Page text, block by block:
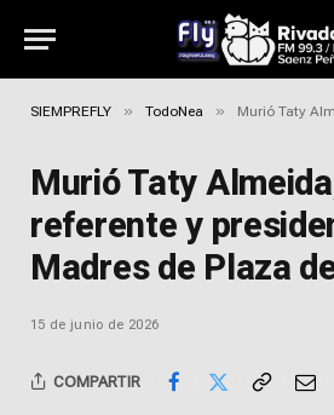
SIEMPREFLY » TodoNea » Murió Taty Almeida,
Murió Taty
referente y
Madres de Plaza
15 de junio de 2026
COMPARTIR